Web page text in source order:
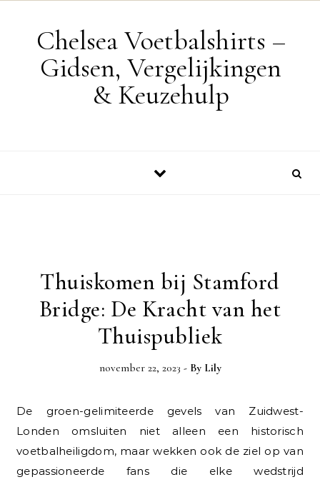
Chelsea Voetbalshirts –
Gidsen, Vergelijkingen
& Keuzehulp
Thuiskomen bij Stamford
Bridge: De Kracht van het
Thuispubliek
november 22, 2023 - By Lily
De groen-gelimiteerde gevels van Zuidwest-
Londen omsluiten niet alleen een historisch
voetbalheiligdom, maar wekken ook de ziel op van
gepassioneerde fans die elke wedstrijd